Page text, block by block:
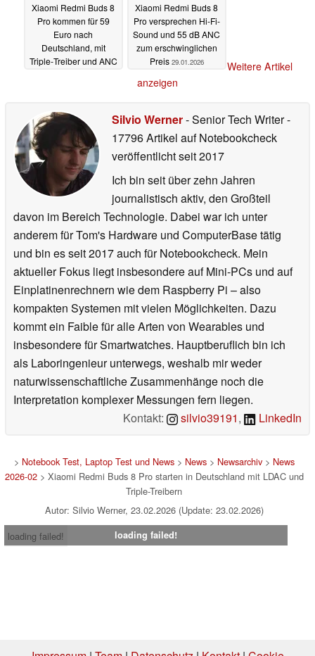
Xiaomi Redmi Buds 8
Pro kommen für 59
Euro nach
Deutschland, mit
Triple‑Treiber und ANC
Xiaomi Redmi Buds 8
Pro versprechen Hi-Fi-
Sound und 55 dB ANC
zum erschwinglichen
Preis 29.01.2026
Weitere Artikel
anzeigen
Silvio Werner- Senior Tech Writer-
17796 Artikel auf Notebookcheck
veröffentlichtseit 2017
Ich bin seit über zehn Jahren
journalistisch aktiv, den Großteil
davon im Bereich Technologie. Dabei war ich unter
anderem für Tom's Hardware und ComputerBase tätig
und bin es seit 2017 auch für Notebookcheck. Mein
aktueller Fokus liegt insbesondere auf Mini-PCs und auf
Einplatinenrechnern wie dem Raspberry Pi – also
kompakten Systemen mit vielen Möglichkeiten. Dazu
kommt ein Faible für alle Arten von Wearables und
insbesondere für Smartwatches. Hauptberuflich bin ich
als Laboringenieur unterwegs, weshalb mir weder
naturwissenschaftliche Zusammenhänge noch die
Interpretation komplexer Messungen fern liegen.
Kontakt:
silvio39191, LinkedIn
> Notebook Test, Laptop Test und News> News> Newsarchiv> News
2026-02> Xiaomi Redmi Buds 8 Pro starten in Deutschland mit LDAC und
Triple-Treibern
Autor: Silvio Werner, 23.02.2026 (Update: 23.02.2026)
loading failed!
loading failed!